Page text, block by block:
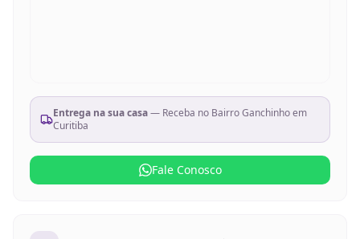
Entrega na sua casa— Receba no Bairro Ganchinho em
Curitiba
Fale Conosco